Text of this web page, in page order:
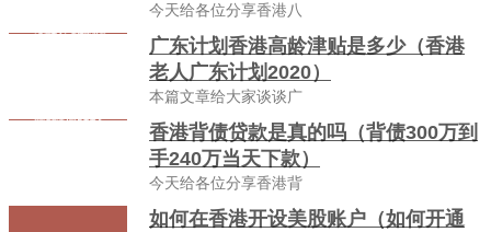
今天给各位分享香港八
广东计划香港高龄津贴是多少（香港
老人广东计划2020）
本篇文章给大家谈谈广
香港背债贷款是真的吗（背债300万到
手240万当天下款）
今天给各位分享香港背
如何在香港开设美股账户（如何开通